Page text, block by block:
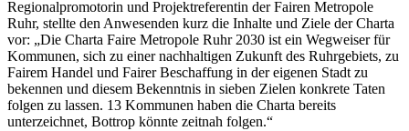
Regionalpromotorin und Projektreferentin der Fairen Metropole
Ruhr, stellte den Anwesenden kurz die Inhalte und Ziele der Charta
vor: „Die Charta Faire Metropole Ruhr 2030 ist ein Wegweiser für
Kommunen, sich zu einer nachhaltigen Zukunft des Ruhrgebiets, zu
Fairem Handel und Fairer Beschaffung in der eigenen Stadt zu
bekennen und diesem Bekenntnis in sieben Zielen konkrete Taten
folgen zu lassen. 13 Kommunen haben die Charta bereits
unterzeichnet, Bottrop könnte zeitnah folgen.“